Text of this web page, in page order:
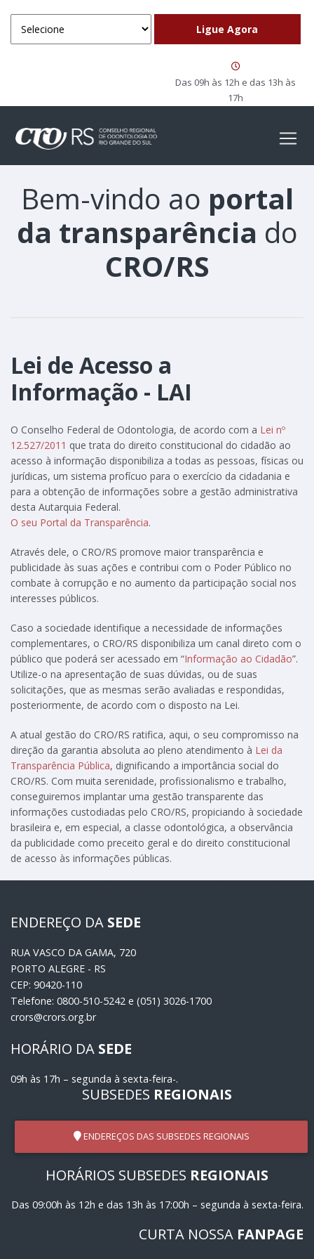
Das 09h às 12h e das 13h às
17h
Bem-vindo ao portal
da transparência do
CRO/RS
Lei de Acesso a
Informação - LAI
O Conselho Federal de Odontologia, de acordo com a Lei nº
12.527/2011 que trata do direito constitucional do cidadão ao
acesso à informação disponibiliza a todas as pessoas, físicas ou
jurídicas, um sistema profícuo para o exercício da cidadania e
para a obtenção de informações sobre a gestão administrativa
desta Autarquia Federal.
O seu Portal da Transparência.
Através dele, o CRO/RS promove maior transparência e
publicidade às suas ações e contribui com o Poder Público no
combate à corrupção e no aumento da participação social nos
interesses públicos.
Caso a sociedade identifique a necessidade de informações
complementares, o CRO/RS disponibiliza um canal direto com o
público que poderá ser acessado em “Informação ao Cidadão”.
Utilize-o na apresentação de suas dúvidas, ou de suas
solicitações, que as mesmas serão avaliadas e respondidas,
posteriormente, de acordo com o disposto na Lei.
A atual gestão do CRO/RS ratifica, aqui, o seu compromisso na
direção da garantia absoluta ao pleno atendimento à Lei da
Transparência Pública, dignificando a importância social do
CRO/RS. Com muita serenidade, profissionalismo e trabalho,
conseguiremos implantar uma gestão transparente das
informações custodiadas pelo CRO/RS, propiciando à sociedade
brasileira e, em especial, a classe odontológica, a observância
da publicidade como preceito geral e do direito constitucional
de acesso às informações públicas.
ENDEREÇO DA SEDE
RUA VASCO DA GAMA, 720
PORTO ALEGRE - RS
CEP: 90420-110
Telefone: 0800-510-5242 e (051) 3026-1700
crors@crors.org.br
HORÁRIO DA SEDE
09h às 17h – segunda à sexta-feira-.
SUBSEDES REGIONAIS
ENDEREÇOS DAS SUBSEDES REGIONAIS
HORÁRIOS SUBSEDES REGIONAIS
Das 09:00h às 12h e das 13h às 17:00h – segunda à sexta-feira.
CURTA NOSSA FANPAGE